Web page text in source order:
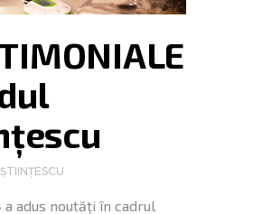
a adus noutăți în cadrul